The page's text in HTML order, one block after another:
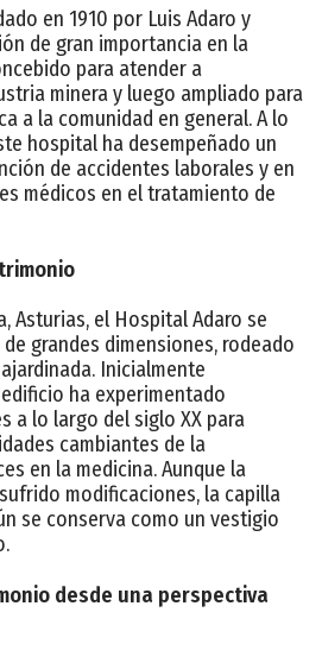
en 1910 por Luis Adaro y
de gran importancia en la
para atender a
minera y luego ampliado para
a la comunidad en general. A lo
hospital ha desempeñado un
de accidentes laborales y en
médicos en el tratamiento de
Asturias, el Hospital Adaro se
grandes dimensiones, rodeado
Inicialmente
ha experimentado
a lo largo del siglo XX para
cambiantes de la
en la medicina. Aunque la
modificaciones, la capilla
se conserva como un vestigio
desde una perspectiva